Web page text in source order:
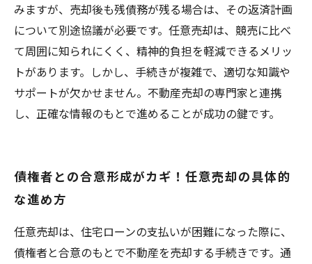
みますが、売却後も残債務が残る場合は、その返済計画
について別途協議が必要です。任意売却は、競売に比べ
て周囲に知られにくく、精神的負担を軽減できるメリッ
トがあります。しかし、手続きが複雑で、適切な知識や
サポートが欠かせません。不動産売却の専門家と連携
し、正確な情報のもとで進めることが成功の鍵です。
債権者との合意形成がカギ！任意売却の具体的
な進め方
任意売却は、住宅ローンの支払いが困難になった際に、
債権者と合意のもとで不動産を売却する手続きです。通